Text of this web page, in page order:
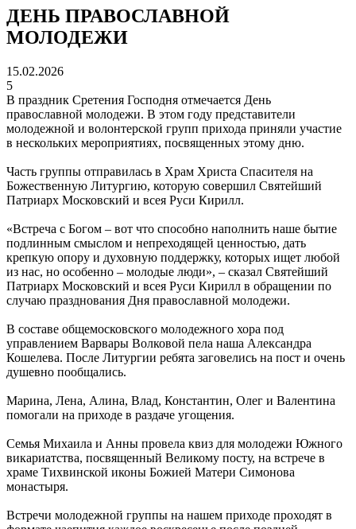
ДЕНЬ ПРАВОСЛАВНОЙ
МОЛОДЕЖИ
15.02.2026
5
В праздник Сретения Господня отмечается День
православной молодежи. В этом году представители
молодежной и волонтерской групп прихода приняли участие
в нескольких мероприятиях, посвященных этому дню.
Часть группы отправилась в Храм Христа Спасителя на
Божественную Литургию, которую совершил Святейший
Патриарх Московский и всея Руси Кирилл.
«Встреча с Богом – вот что способно наполнить наше бытие
подлинным смыслом и непреходящей ценностью, дать
крепкую опору и духовную поддержку, которых ищет любой
из нас, но особенно – молодые люди», – сказал Святейший
Патриарх Московский и всея Руси Кирилл в обращении по
случаю празднования Дня православной молодежи.
В составе общемосковского молодежного хора под
управлением Варвары Волковой пела наша Александра
Кошелева. После Литургии ребята заговелись на пост и очень
душевно пообщались.
Марина, Лена, Алина, Влад, Константин, Олег и Валентина
помогали на приходе в раздаче угощения.
Семья Михаила и Анны провела квиз для молодежи Южного
викариатства, посвященный Великому посту, на встрече в
храме Тихвинской иконы Божией Матери Симонова
монастыря.
Встречи молодежной группы на нашем приходе проходят в